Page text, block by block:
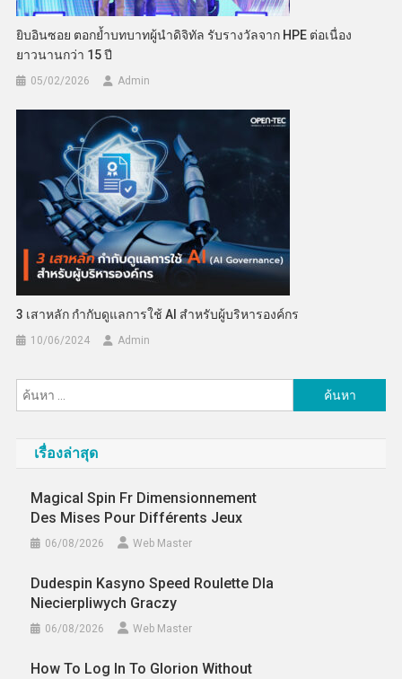
ยิบอินซอย ตอกย้ำบทบาทผู้นำดิจิทัล รับรางวัลจาก HPE ต่อเนื่อง
ยาวนานกว่า 15 ปี
05/02/2026 Admin
3 เสาหลัก กำกับดูแลการใช้ AI สำหรับผู้บริหารองค์กร
10/06/2024 Admin
สำหรับ:
เรื่องล่าสุด
Magical Spin Fr Dimensionnement
Des Mises Pour Différents Jeux
06/08/2026 Web Master
Dudespin Kasyno Speed Roulette Dla
Niecierpliwych Graczy
06/08/2026 Web Master
How To Log In To Glorion Without